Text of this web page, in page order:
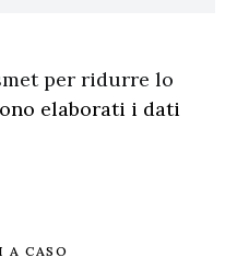
per ridurre lo
elaborati i dati
CASO